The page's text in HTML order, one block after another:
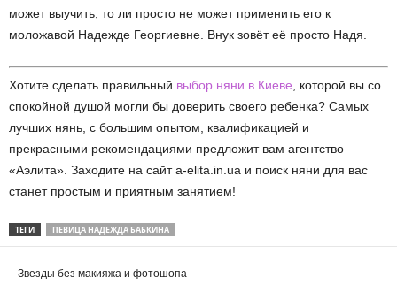
может выучить, то ли просто не может применить его к
моложавой Надежде Георгиевне. Внук зовёт её просто Надя.
Хотите сделать правильный выбор няни в Киеве , которой вы со
спокойной душой могли бы доверить своего ребенка? Самых
лучших нянь, с большим опытом, квалификацией и
прекрасными рекомендациями предложит вам агентство
«Аэлита». Заходите на сайт a-elita.in.ua и поиск няни для вас
станет простым и приятным занятием!
ТЕГИ ПЕВИЦА НАДЕЖДА БАБКИНА
Звезды без макияжа и фотошопа